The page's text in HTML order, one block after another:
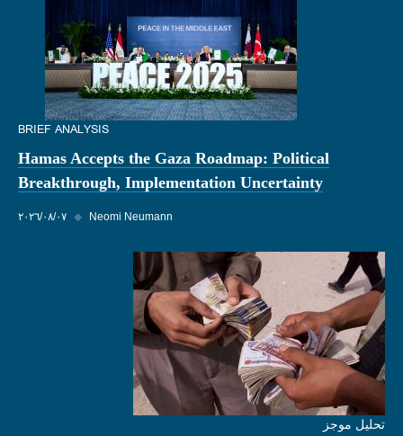
BRIEF ANALYSIS
Hamas Accepts the Gaza Roadmap: Political
Breakthrough, Implementation Uncertainty
٠٧‏/٠٨‏/٢٠٢٦ ◆ Neomi Neumann
تحليل موجز